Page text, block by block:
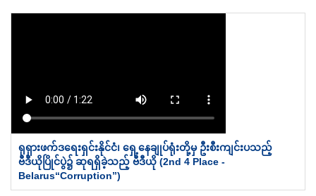
ရုရှားဖက်ဒရေးရှင်းနိုင်ငံ၊ ရှေ့နေချုပ်ရုံးတို့မှ ဦးစီးကျင်းပသည့်
ဗီဒီယိုပြိုင်ပွဲ၌ ဆုရရှိခဲ့သည့် ဗီဒီယို (2nd 4 Place -
Belarus“Corruption”)